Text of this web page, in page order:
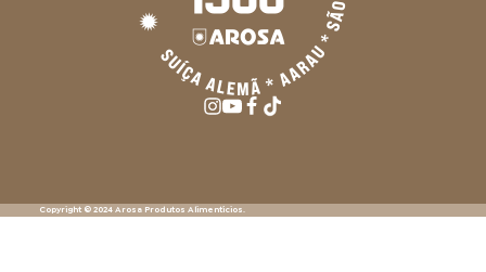
Copyright © 2024 Arosa Produtos Alimentícios.